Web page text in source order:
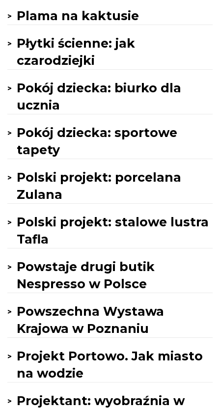
Plama na kaktusie
Płytki ścienne: jak
czarodziejki
Pokój dziecka: biurko dla
ucznia
Pokój dziecka: sportowe
tapety
Polski projekt: porcelana
Zulana
Polski projekt: stalowe lustra
Tafla
Powstaje drugi butik
Nespresso w Polsce
Powszechna Wystawa
Krajowa w Poznaniu
Projekt Portowo. Jak miasto
na wodzie
Projektant: wyobraźnia w